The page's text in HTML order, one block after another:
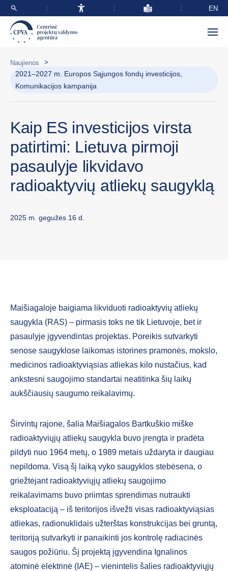
EN
Naujienos >
2021–2027 m. Europos Sąjungos fondų investicijos,
Komunikacijos kampanija
Kaip ES investicijos virsta
patirtimi: Lietuva pirmoji
pasaulyje likvidavo
radioaktyvių atliekų saugyklą
2025 m. gegužės 16 d.
Maišiagaloje baigiama likviduoti radioaktyvių atliekų
saugykla (RAS) – pirmasis toks ne tik Lietuvoje, bet ir
pasaulyje įgyvendintas projektas. Poreikis sutvarkyti
senose saugyklose laikomas istorines pramonės, mokslo,
medicinos radioaktyviąsias atliekas kilo nustačius, kad
ankstesni saugojimo standartai neatitinka šių laikų
aukščiausių saugumo reikalavimų.
Širvintų rajone, šalia Maišiagalos Bartkuškio miške
radioaktyviųjų atliekų saugykla buvo įrengta ir pradėta
pildyti nuo 1964 metų, o 1989 metais uždaryta ir daugiau
nepildoma. Visą šį laiką vyko saugyklos stebėsena, o
griežtėjant radioaktyviųjų atliekų saugojimo
reikalavimams buvo priimtas sprendimas nutraukti
eksploataciją – iš teritorijos išvežti visas radioaktyviąsias
atliekas, radionuklidais užterštas konstrukcijas bei gruntą,
teritoriją sutvarkyti ir panaikinti jos kontrolę radiacinės
saugos požiūriu. Šį projektą įgyvendina Ignalinos
atominė elektrinė (IAE) – vienintelis šalies radioaktyviųjų